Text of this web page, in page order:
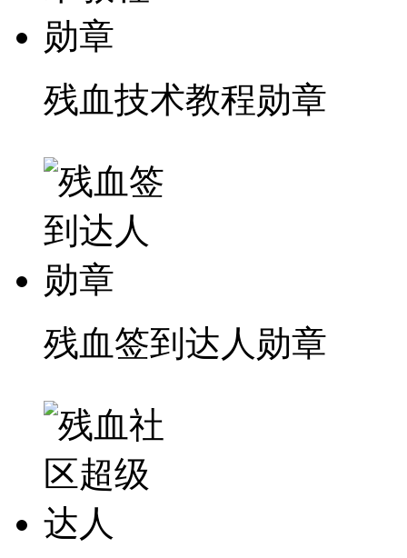
残血技术教程勋章
残血签到达人勋章